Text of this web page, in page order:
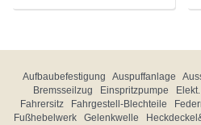
Aufbaubefestigung Auspuffanlage
Bremsseilzug
Einspritzpumpe
Fahrersitz
Fahrgestell-Blechteile
Fußhebelwerk
Gelenkwelle